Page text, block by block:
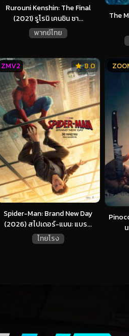
Rurouni Kenshin: The Final
(2021) รูโรนิ เคนชิน ซา...
พากย์ไทย
The
Spider-Man: Brand New Day
(2026) สไปเดอร์-แมน: แบร...
ไทยโรง
8.0
ZMV2